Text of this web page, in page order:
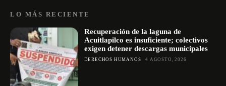
LO MÁS RECIENTE
Recuperación de la laguna de
Acuitlapilco es insuficiente; colectivos
exigen detener descargas municipales
DERECHOS HUMANOS 4 AGOSTO, 2026